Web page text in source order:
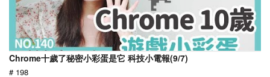
Chrome十歲了秘密小彩蛋是它 科技小電報(9/7)
# 198